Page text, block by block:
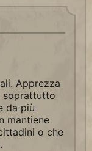
Apprezza
soprattutto
da più
mantiene
o che